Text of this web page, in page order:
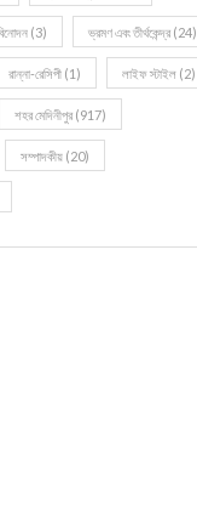
(3) ভ্রমণ এবং তীর্থকেন্দ্র (24)
রান্না-রেসিপী (1) লাইফ স্টাইল (2)
শহর মেদিনীপুর (917)
সম্পাদকীয় (20)